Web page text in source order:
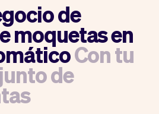
de
moquetas en
Con tu
de